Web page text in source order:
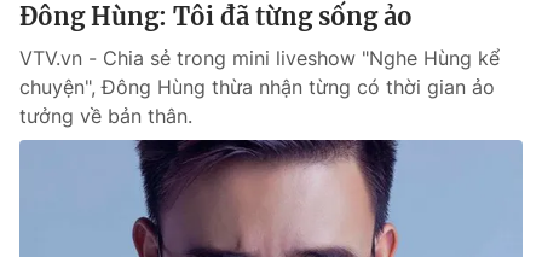
Đông Hùng: Tôi đã từng sống ảo
VTV.vn - Chia sẻ trong mini liveshow "Nghe Hùng kể
chuyện", Đông Hùng thừa nhận từng có thời gian ảo
tưởng về bản thân.